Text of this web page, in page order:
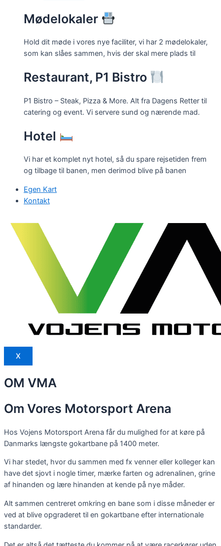
Mødelokaler
Hold dit møde i vores nye faciliter, vi har 2 mødelokaler,
som kan slåes sammen, hvis der skal mere plads til
Restaurant, P1 Bistro
P1 Bistro – Steak, Pizza & More. Alt fra Dagens Retter til
catering og event. Vi servere sund og nærende mad.
Hotel
Vi har et komplet nyt hotel, så du spare rejsetiden frem
og tilbage til banen, men derimod blive på banen
Egen Kart
Kontakt
X
OM VMA
Om Vores Motorsport Arena
Hos Vojens Motorsport Arena får du mulighed for at køre på
Danmarks længste gokartbane på 1400 meter.
Vi har stedet, hvor du sammen med fx venner eller kolleger kan
have det sjovt i nogle timer, mærke farten og adrenalinen, grine
af hinanden og lære hinanden at kende på nye måder.
Alt sammen centreret omkring en bane som i disse måneder er
ved at blive opgraderet til en gokartbane efter internationale
standarder.